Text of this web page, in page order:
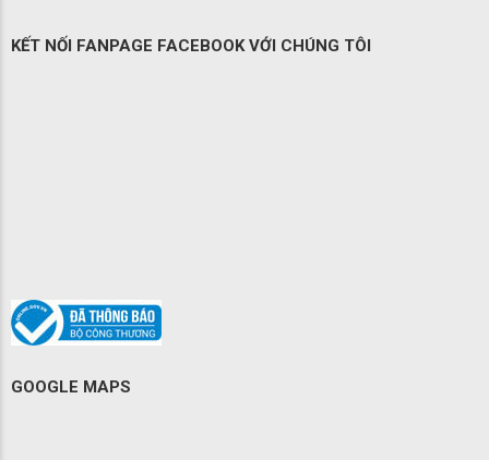
KẾT NỐI FANPAGE FACEBOOK VỚI CHÚNG TÔI
GOOGLE MAPS